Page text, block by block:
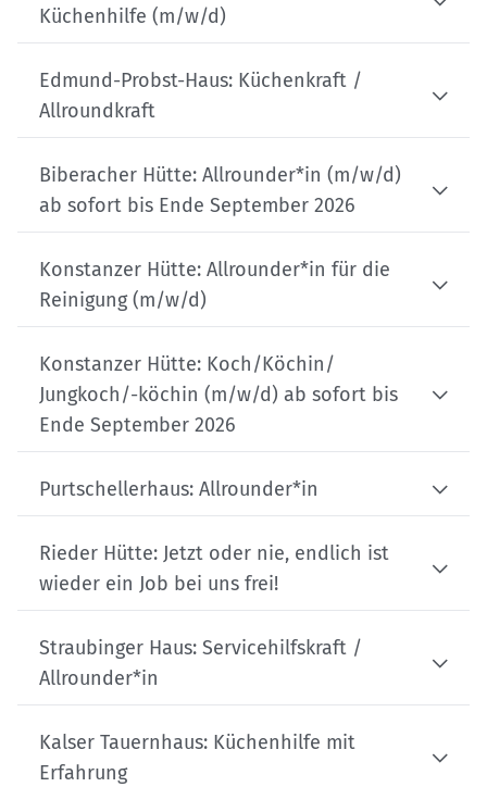
Küchenhilfe (m/w/d)
Edmund-Probst-Haus: Küchenkraft /
Allroundkraft
Biberacher Hütte: Allrounder*in (m/w/d)
ab sofort bis Ende September 2026
Konstanzer Hütte: Allrounder*in für die
Reinigung (m/w/d)
Konstanzer Hütte: Koch/Köchin/
Jungkoch/-köchin (m/w/d) ab sofort bis
Ende September 2026
Purtschellerhaus: Allrounder*in
Rieder Hütte: Jetzt oder nie, endlich ist
wieder ein Job bei uns frei!
Straubinger Haus: Servicehilfskraft /
Allrounder*in
Kalser Tauernhaus: Küchenhilfe mit
Erfahrung